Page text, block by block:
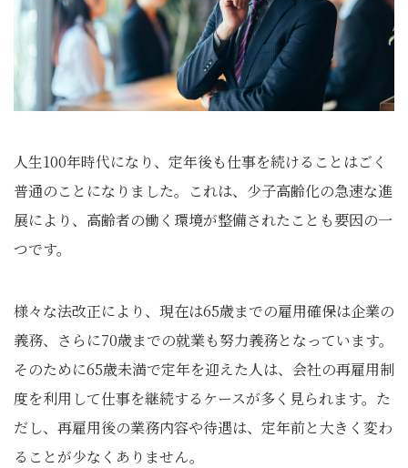
人生100年時代になり、定年後も仕事を続けることはごく
普通のことになりました。これは、少子高齢化の急速な進
展により、高齢者の働く環境が整備されたことも要因の一
つです。
様々な法改正により、現在は65歳までの雇用確保は企業の
義務、さらに70歳までの就業も努力義務となっています。
そのために65歳未満で定年を迎えた人は、会社の再雇用制
度を利用して仕事を継続するケースが多く見られます。た
だし、再雇用後の業務内容や待遇は、定年前と大きく変わ
ることが少なくありません。